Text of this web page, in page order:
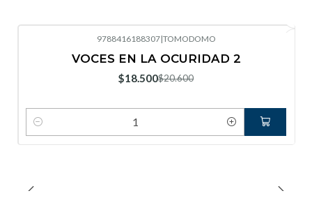
9788416188307|TOMODOMO
VOCES EN LA OCURIDAD 2
$18.500$20.600
Cantidad